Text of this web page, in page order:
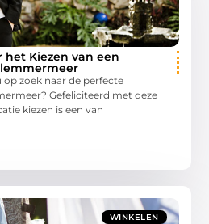
het Kiezen van een
zoek naar de perfecte
Gefeliciteerd met deze
kiezen is een van
WINKELEN